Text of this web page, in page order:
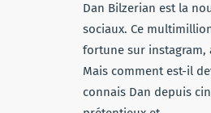
Dan Bilzerian est la
sociaux. Ce
fortune sur instagram,
Mais comment est-il
connais Dan depuis